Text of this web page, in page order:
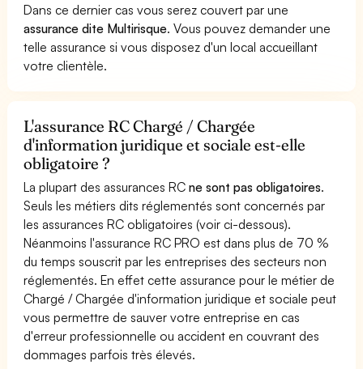
Dans ce dernier cas vous serez couvert par une
assurance dite Multirisque. Vous pouvez demander une
telle assurance si vous disposez d'un local accueillant
votre clientèle.
L'assurance RC Chargé / Chargée
d'information juridique et sociale est-elle
obligatoire ?
La plupart des assurances RCne sont pas obligatoires.
Seuls les métiers dits réglementés sont concernés par
les assurances RC obligatoires (voir ci-dessous).
Néanmoins l'assurance RC PRO est dans plus de 70 %
du temps souscrit par les entreprises des secteurs non
réglementés. En effet cette assurance pour le métier de
Chargé / Chargée d'information juridique et sociale peut
vous permettre de sauver votre entreprise en cas
d'erreur professionnelle ou accident en couvrant des
dommages parfois très élevés.